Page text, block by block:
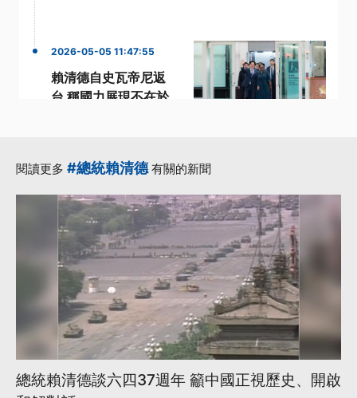
2026-05-05 11:47:55
賴清德自史瓦帝尼返
台 稱國力展現不在於
中國施壓·更多...
閱讀更多 #總統賴清德有關的新聞
總統賴清德談六四37週年 籲中國正視歷史、開啟